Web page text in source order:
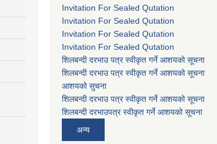
Invitation For Sealed Qutation
Invitation For Sealed Qutation
Invitation For Sealed Qutation
Invitation For Sealed Qutation
शिलबन्दी दरभाउ पत्र स्वीकृत गर्ने आशयको सूचना
शिलबन्दी दरभाउ पत्र स्वीकृत गर्ने आशयको सूचना
आशयको सुचना
शिलबन्दी दरभाउ पत्र स्वीकृत गर्ने आशयको सूचना
शिलबन्दी दरभाउपत्र स्वीकृत गर्ने आशयको सूचना
अन्य